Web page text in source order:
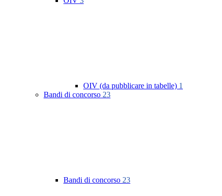
OIV (da pubblicare in tabelle) 1
Bandi di concorso 23
Bandi di concorso 23